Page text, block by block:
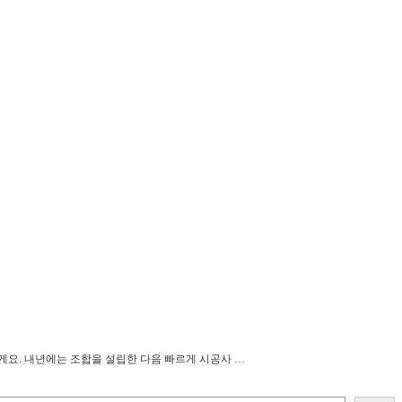
. 내년에는 조합을 설립한 다음 빠르게 시공사 …